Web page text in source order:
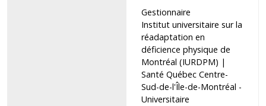
Gestionnaire
Institut universitaire sur la
réadaptation en
déficience physique de
Montréal (IURDPM) |
Santé Québec Centre-
Sud-de-l'Île-de-Montréal -
Universitaire